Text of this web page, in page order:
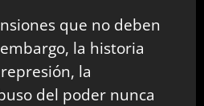
que no deben
la historia
la
del poder nunca